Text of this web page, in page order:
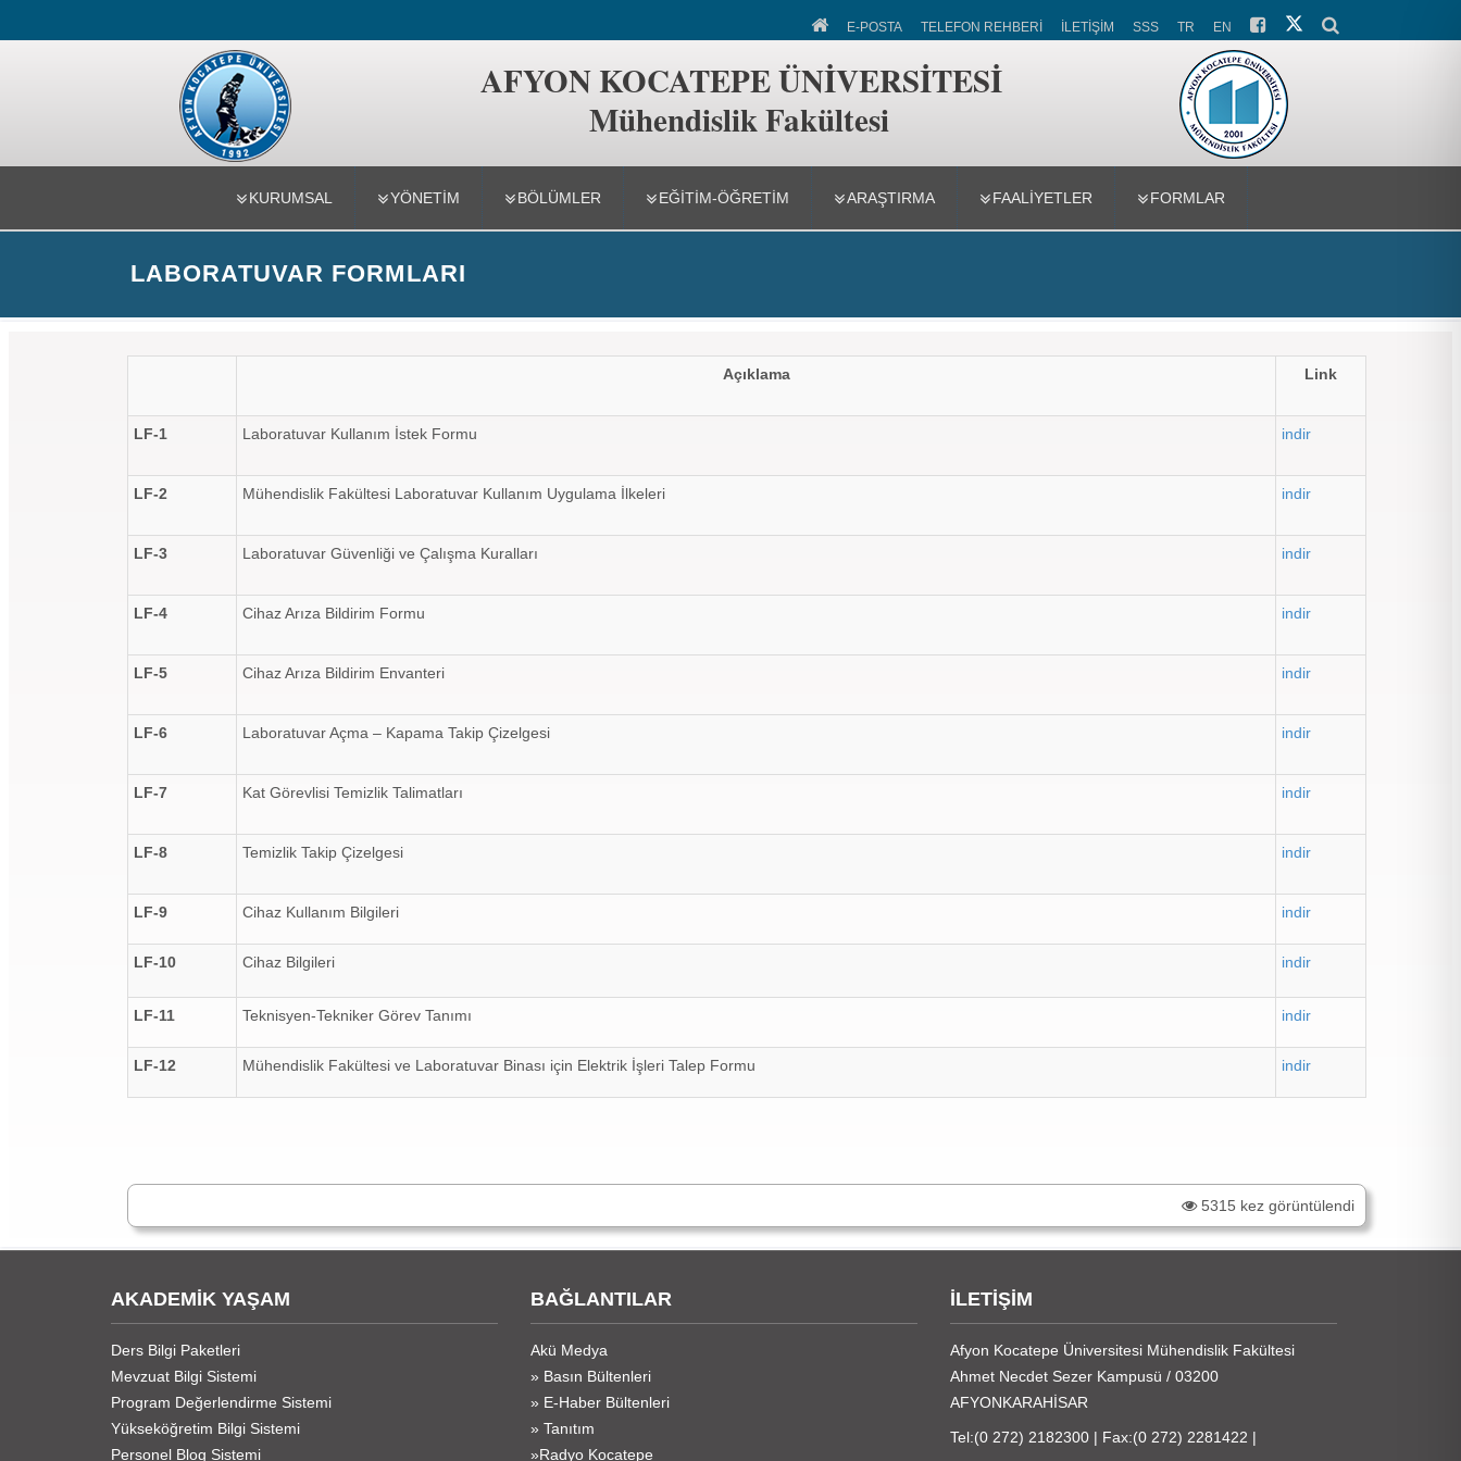
Mühendislik Fakültesi
E-POSTA TELEFON REHBERİ İLETİŞİM SSS TR EN
AFYON KOCATEPE ÜNİVERSİTESİ
Mühendislik Fakültesi
KURUMSAL YÖNETİM BÖLÜMLER EĞİTİM-ÖĞRETİM ARAŞTIRMA FAALİYETLER FORMLAR
LABORATUVAR FORMLARI
Açıklama Link
LF-1 Laboratuvar Kullanım İstek Formu indir
LF-2 Mühendislik Fakültesi Laboratuvar Kullanım Uygulama İlkeleri indir
LF-3 Laboratuvar Güvenliği ve Çalışma Kuralları indir
LF-4 Cihaz Arıza Bildirim Formu indir
LF-5 Cihaz Arıza Bildirim Envanteri indir
LF-6 Laboratuvar Açma – Kapama Takip Çizelgesi indir
LF-7 Kat Görevlisi Temizlik Talimatları indir
LF-8 Temizlik Takip Çizelgesi indir
LF-9 Cihaz Kullanım Bilgileri indir
LF-10 Cihaz Bilgileri indir
LF-11 Teknisyen-Tekniker Görev Tanımı indir
LF-12 Mühendislik Fakültesi ve Laboratuvar Binası için Elektrik İşleri Talep Formu indir
5315 kez görüntülendi
AKADEMİK YAŞAM
Ders Bilgi Paketleri
Mevzuat Bilgi Sistemi
Program Değerlendirme Sistemi
Yükseköğretim Bilgi Sistemi
Personel Blog Sistemi
BAĞLANTILAR
Akü Medya
» Basın Bültenleri
» E-Haber Bültenleri
» Tanıtım
»Radyo Kocatepe
İLETİŞİM
Afyon Kocatepe Üniversitesi Mühendislik Fakültesi
Ahmet Necdet Sezer Kampusü / 03200
AFYONKARAHİSAR
Tel:(0 272) 2182300 | Fax:(0 272) 2281422 |